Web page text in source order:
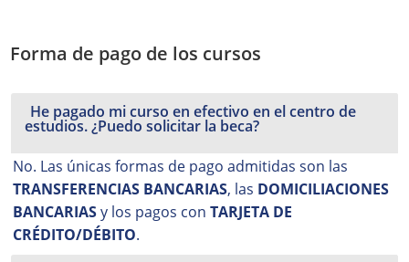
Forma de pago de los cursos
He pagado mi curso en efectivo en el centro de
estudios. ¿Puedo solicitar la beca?
No. Las únicas formas de pago admitidas son las
TRANSFERENCIAS BANCARIAS, las DOMICILIACIONES
BANCARIASy los pagos conTARJETA DE
CRÉDITO/DÉBITO.